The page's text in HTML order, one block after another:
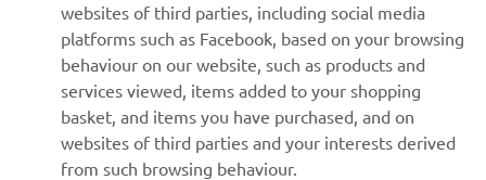
SUPPORT
ІНФОРМАЦІЙНИЙ БЮЛЕТЕНЬ
Дізнавайтесь першими про останні пропозиції, спеціальні
події, оновлення та багато іншого
websites of third parties, including social media
platforms such as Facebook, based on your browsing
behaviour on our website, such as products and
services viewed, items added to your shopping
basket, and items you have purchased, and on
websites of third parties and your interests derived
from such browsing behaviour.